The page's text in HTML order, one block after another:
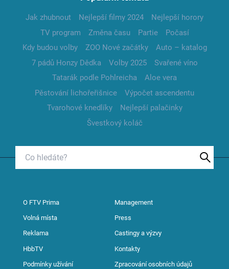
Jak zhubnout Nejlepší filmy 2024
Nejlepší horory
TV program
Změna času Partie
Počasí
Kdy budou volby
ZOO Nové začátky
Auto – katalog
7 pádů Honzy Dědka
Volby 2025
Svařené víno
Tatarák podle Pohlreicha
Aloe vera
Pěstování lichořeřišnice
Výpočet ascendentu
Tvarohové knedlíky
Nejlepší palačinky
Švestkový koláč
O FTV Prima Management
Volná místa Press
Reklama Castingy a výzvy
HbbTV Kontakty
Podmínky užívání Zpracování osobních údajů